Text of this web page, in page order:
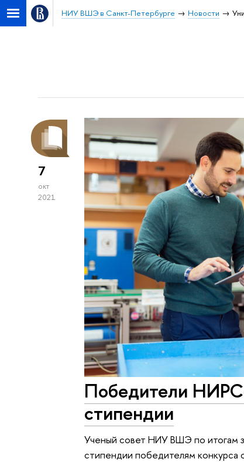
НИУ ВШЭ в Санкт-Петербурге Новости
7
окт
2021
Победители
стипендии
Ученый совет НИУ ВШЭ по итогам
стипендии победителям конкурса